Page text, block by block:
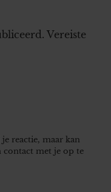
Vereiste
reactie, maar kan
met je op te